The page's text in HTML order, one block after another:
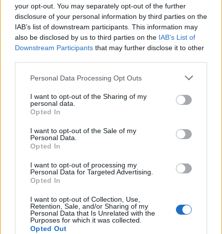
your opt-out. You may separately opt-out of the further
disclosure of your personal information by third parties on the
IAB’s list of downstream participants. This information may
also be disclosed by us to third parties on the IAB’s List of
Downstream Participants that may further disclose it to other
Please note that this website/app uses one or more Google
not limited to your visit or usage behaviour. You may click to
grant or deny consent to Google and its third-party tags to
use your data for below specified purposes in below Google
consent section.
Personal Data Processing Opt Outs
I want to opt-out of the Sharing of my
personal data.
Opted In
I want to opt-out of the Sale of my
Personal Data.
Opted In
I want to opt-out of processing my
Personal Data for Targeted Advertising.
Opted In
I want to opt-out of Collection, Use,
Retention, Sale, and/or Sharing of my
Personal Data that Is Unrelated with the
Purposes for which it was collected.
Opted Out
ακριβών μετρήσεων και σε καθορισμένα εύρη
θερμοκρασίας και υγρασίας.
Απρόσκοπτο ίντερνετ στο σπίτι με το Mesh
Wi-Fi τελευταίας τεχνολογίας
Η TP-Link ανεβάζει τον πήχη στη σύνδεση Wi-Fi,